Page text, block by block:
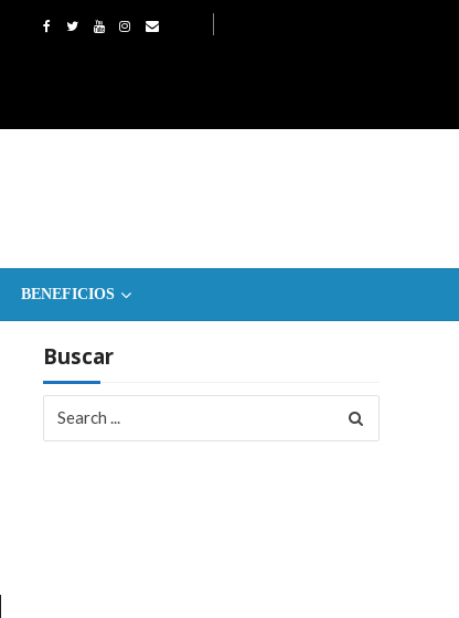
BENEFICIOS
Buscar
for: